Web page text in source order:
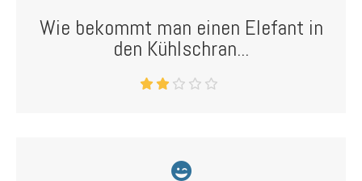
Wie bekommt man einen Elefant in
den Kühlschran...